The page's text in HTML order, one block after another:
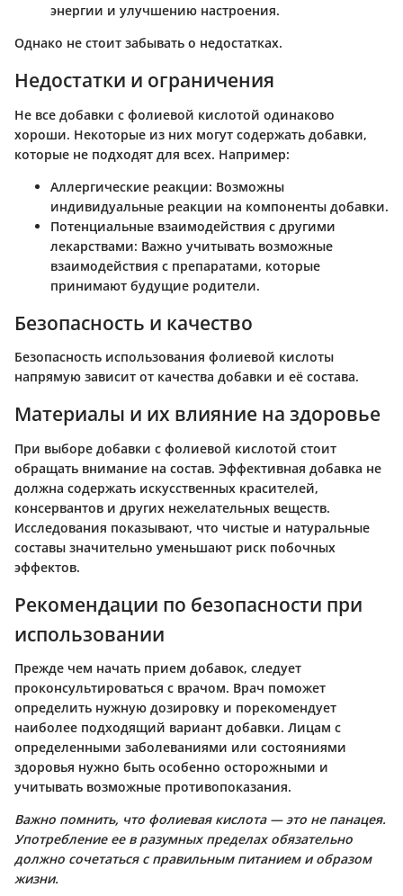
энергии и улучшению настроения.
Однако не стоит забывать о недостатках.
Недостатки и ограничения
Не все добавки с фолиевой кислотой одинаково
хороши. Некоторые из них могут содержать добавки,
которые не подходят для всех. Например:
Аллергические реакции: Возможны
индивидуальные реакции на компоненты добавки.
Потенциальные взаимодействия с другими
лекарствами: Важно учитывать возможные
взаимодействия с препаратами, которые
принимают будущие родители.
Безопасность и качество
Безопасность использования фолиевой кислоты
напрямую зависит от качества добавки и её состава.
Материалы и их влияние на здоровье
При выборе добавки с фолиевой кислотой стоит
обращать внимание на состав. Эффективная добавка не
должна содержать искусственных красителей,
консервантов и других нежелательных веществ.
Исследования показывают, что чистые и натуральные
составы значительно уменьшают риск побочных
эффектов.
Рекомендации по безопасности при
использовании
Прежде чем начать прием добавок, следует
проконсультироваться с врачом. Врач поможет
определить нужную дозировку и порекомендует
наиболее подходящий вариант добавки. Лицам с
определенными заболеваниями или состояниями
здоровья нужно быть особенно осторожными и
учитывать возможные противопоказания.
Важно помнить, что фолиевая кислота — это не панацея.
Употребление ее в разумных пределах обязательно
должно сочетаться с правильным питанием и образом
жизни.